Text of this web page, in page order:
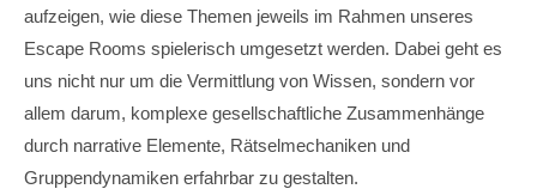
aufzeigen, wie diese Themen jeweils im Rahmen unseres
Escape Rooms spielerisch umgesetzt werden. Dabei geht es
uns nicht nur um die Vermittlung von Wissen, sondern vor
allem darum, komplexe gesellschaftliche Zusammenhänge
durch narrative Elemente, Rätselmechaniken und
Gruppendynamiken erfahrbar zu gestalten.